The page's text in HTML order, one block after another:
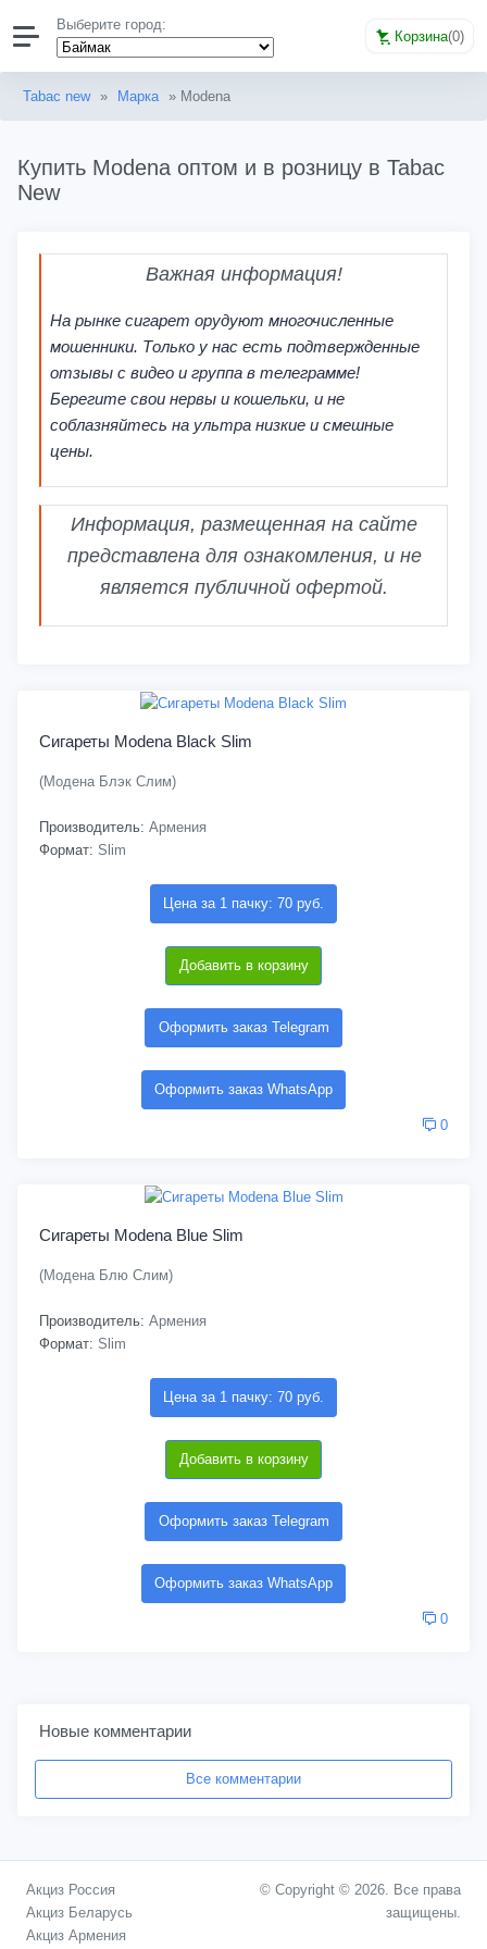
Выберите город:
Корзина(0)
Tabac new » Марка » Modena
Купить Modena оптом и в розницу в Tabac
New
Важная информация!
На рынке сигарет орудуют многочисленные
мошенники. Только у нас есть подтвержденные
отзывы с видео и группа в телеграмме!
Берегите свои нервы и кошельки, и не
соблазняйтесь на ультра низкие и смешные
цены.
Информация, размещенная на сайте
представлена для ознакомления, и не
является публичной офертой.
Сигареты Modena Black Slim
(Модена Блэк Слим)
Производитель: Армения
Формат: Slim
Цена за 1 пачку: 70 руб.
Добавить в корзину
Оформить заказ Telegram
Оформить заказ WhatsApp
0
Сигареты Modena Blue Slim
(Модена Блю Слим)
Производитель: Армения
Формат: Slim
Цена за 1 пачку: 70 руб.
Добавить в корзину
Оформить заказ Telegram
Оформить заказ WhatsApp
0
Новые комментарии
Все комментарии
Акциз Россия
Акциз Беларусь
Акциз Армения
© Copyright © 2026. Все права
защищены.